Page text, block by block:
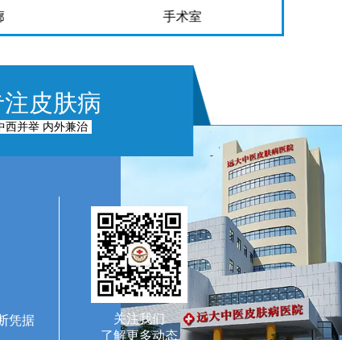
手术室
皮肤病
西并举 内外兼治
凭据
关注我们
了解更多动态